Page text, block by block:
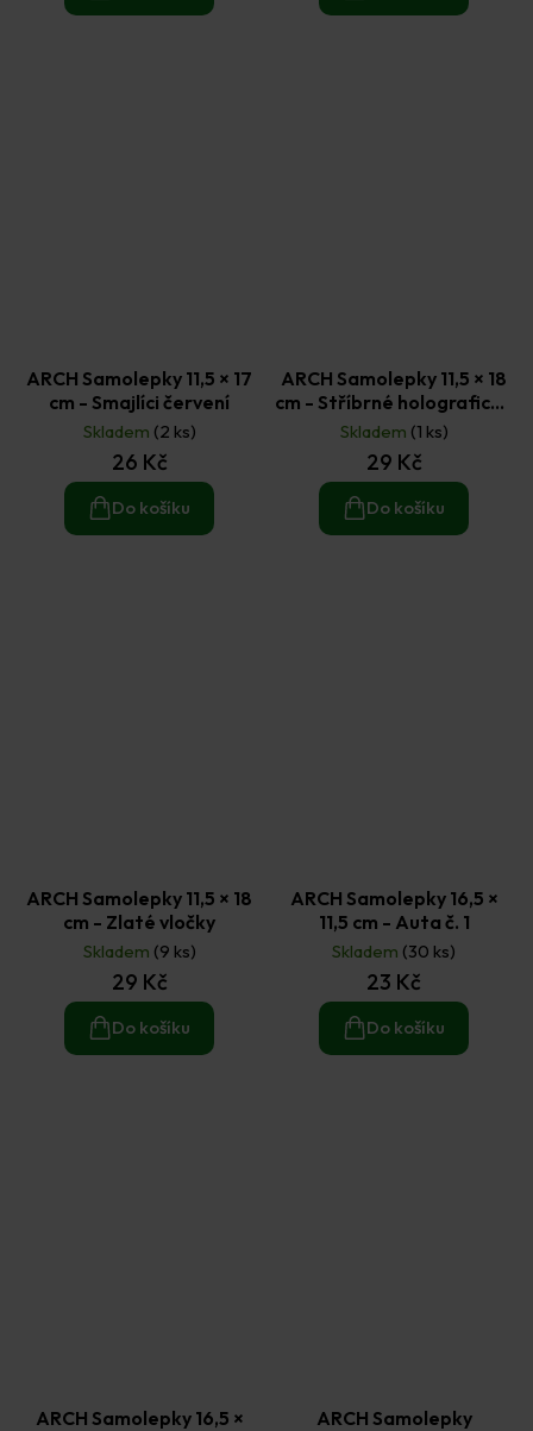
ARCH Samolepky 11,5 × 17
cm - Smajlíci červení
Skladem (2 ks)
26 Kč
Do košíku
ARCH Samolepky 11,5 × 18
cm - Stříbrné holografické
vločky
Skladem (1 ks)
29 Kč
Do košíku
ARCH Samolepky 11,5 × 18
cm - Zlaté vločky
Skladem (9 ks)
29 Kč
Do košíku
ARCH Samolepky 16,5 ×
11,5 cm - Auta č. 1
Skladem (30 ks)
23 Kč
Do košíku
ARCH Samolepky 16,5 ×
ARCH Samolepky